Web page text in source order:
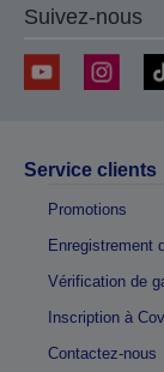
Suivez-nous
Service clients
Promotions
Enregistrement
Vérification de
Inscription à
Contactez-nous